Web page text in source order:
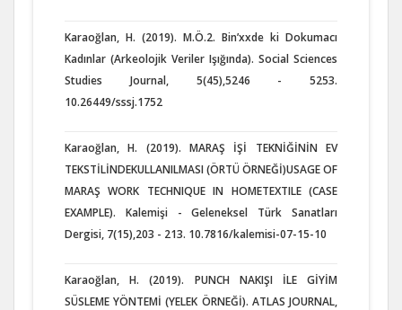
Karaoğlan, H. (2019). M.Ö.2. Bin’xxde ki Dokumacı
Kadınlar (Arkeolojik Veriler Işığında). Social Sciences
Studies Journal, 5(45),5246 - 5253.
10.26449/sssj.1752
Karaoğlan, H. (2019). MARAŞ İŞİ TEKNİĞİNİN EV
TEKSTİLİNDEKULLANILMASI (ÖRTÜ ÖRNEĞİ)USAGE OF
MARAŞ WORK TECHNIQUE IN HOMETEXTILE (CASE
EXAMPLE). Kalemişi - Geleneksel Türk Sanatları
Dergisi, 7(15),203 - 213. 10.7816/kalemisi-07-15-10
Karaoğlan, H. (2019). PUNCH NAKIŞI İLE GİYİM
SÜSLEME YÖNTEMİ (YELEK ÖRNEĞİ). ATLAS JOURNAL,